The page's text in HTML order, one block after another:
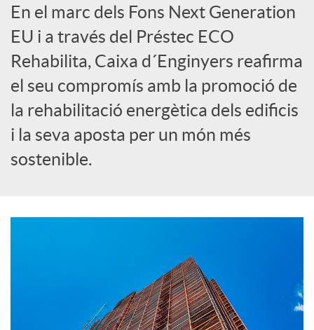
r
d
e
c
En el marc dels Fons Next Generation
EU i a través del Préstec ECO
Rehabilita, Caixa d´Enginyers reafirma
el seu compromís amb la promoció de
la rehabilitació energètica dels edificis
i la seva aposta per un món més
sostenible.